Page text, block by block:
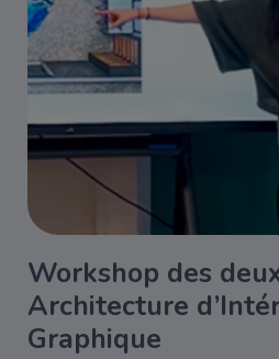
Workshop des
Architecture
Graphique